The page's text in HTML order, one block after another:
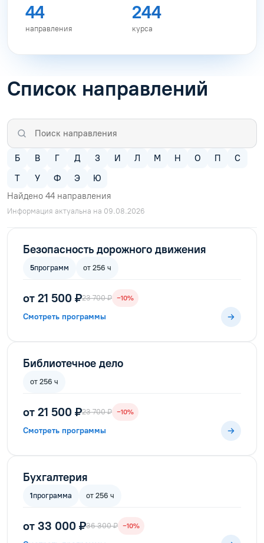
44
направления
244
курса
Список направлений
Б В Г Д З И Л М Н О П
С
Т
У Ф Э
Ю
Найдено 44 направления
Информация актуальна на 09.08.2026
Безопасность дорожного движения
5программ от 256 ч
от 21 500 ₽23 700 ₽ −10%
Смотреть программы
Библиотечное дело
от 256 ч
от 21 500 ₽23 700 ₽ −10%
Смотреть программы
Бухгалтерия
1программа от 256 ч
от 33 000 ₽36 300 ₽ −10%